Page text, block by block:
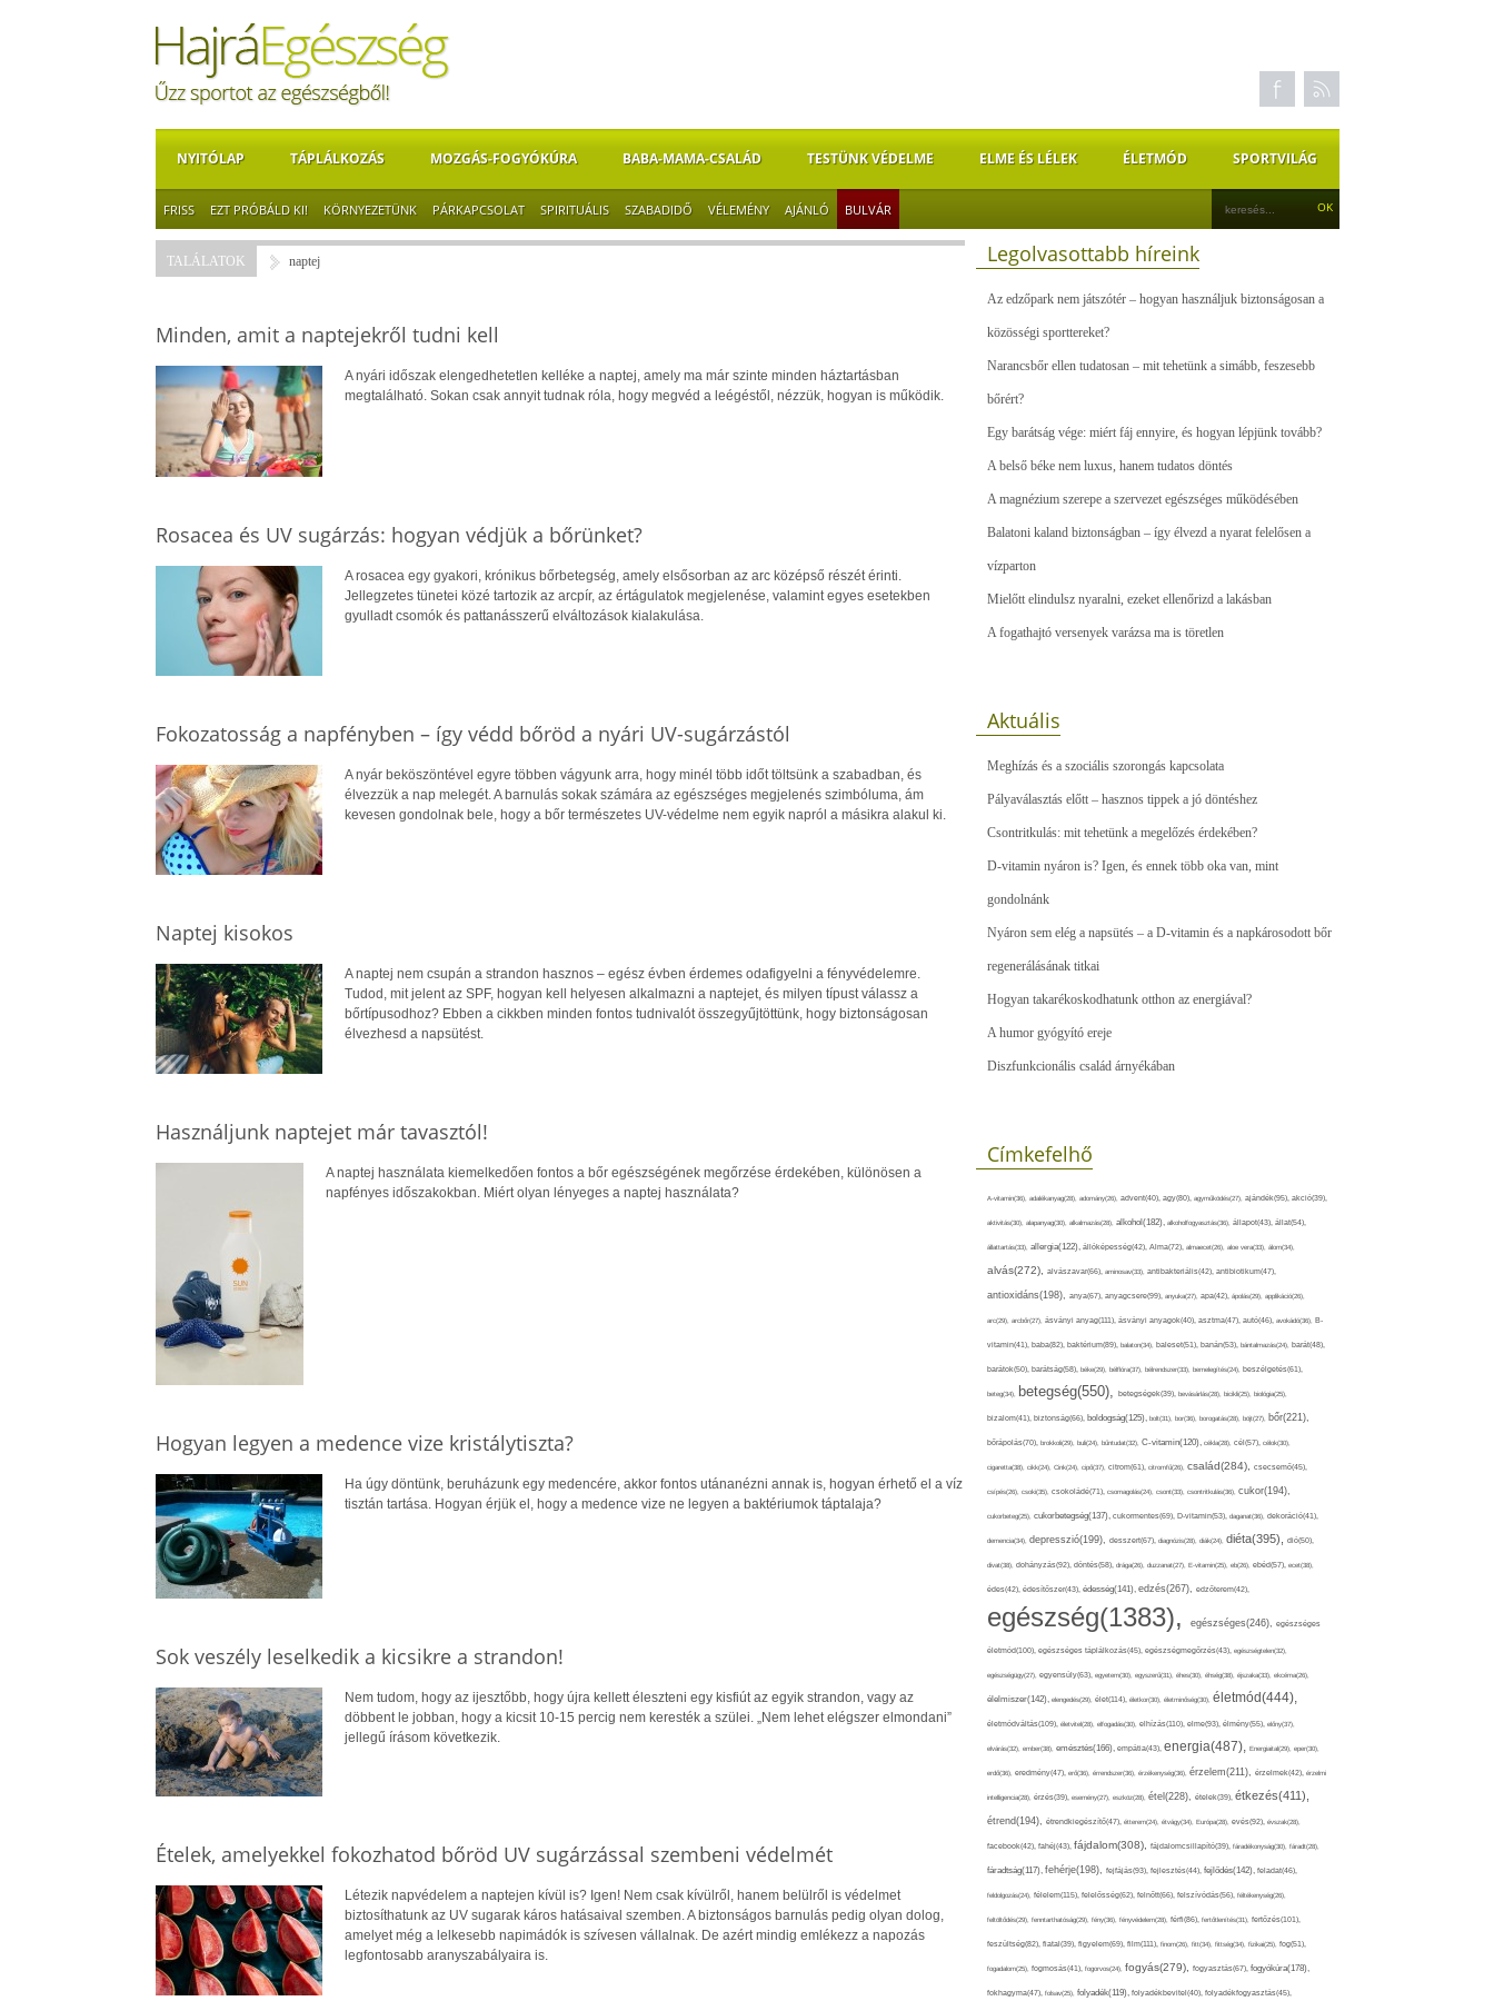
NYITÓLAP TÁPLÁLKOZÁS MOZGÁS-FOGYÓKÚRA BABA-MAMA-CSALÁD TESTÜNK VÉDELME ELME ÉS LÉLEK ÉLETMÓD SPORTVILÁG
FRISS EZT PRÓBÁLD KI! KÖRNYEZETÜNK PÁRKAPCSOLAT SPIRITUÁLIS SZABADIDŐ VÉLEMÉNY AJÁNLÓ BULVÁR
TALÁLATOK naptej
Minden, amit a naptejekről tudni kell
A nyári időszak elengedhetetlen kelléke a naptej, amely ma már szinte minden háztartásban
megtalálható. Sokan csak annyit tudnak róla, hogy megvéd a leégéstől, nézzük, hogyan is működik.
Rosacea és UV sugárzás: hogyan védjük a bőrünket?
A rosacea egy gyakori, krónikus bőrbetegség, amely elsősorban az arc középső részét érinti.
Jellegzetes tünetei közé tartozik az arcpír, az értágulatok megjelenése, valamint egyes esetekben
gyulladt csomók és pattanásszerű elváltozások kialakulása.
Fokozatosság a napfényben – így védd bőröd a nyári UV-sugárzástól
A nyár beköszöntével egyre többen vágyunk arra, hogy minél több időt töltsünk a szabadban, és
élvezzük a nap melegét. A barnulás sokak számára az egészséges megjelenés szimbóluma, ám
kevesen gondolnak bele, hogy a bőr természetes UV-védelme nem egyik napról a másikra alakul ki.
Naptej kisokos
A naptej nem csupán a strandon hasznos – egész évben érdemes odafigyelni a fényvédelemre.
Tudod, mit jelent az SPF, hogyan kell helyesen alkalmazni a naptejet, és milyen típust válassz a
bőrtípusodhoz? Ebben a cikkben minden fontos tudnivalót összegyűjtöttünk, hogy biztonságosan
élvezhesd a napsütést.
Használjunk naptejet már tavasztól!
A naptej használata kiemelkedően fontos a bőr egészségének megőrzése érdekében, különösen a
napfényes időszakokban. Miért olyan lényeges a naptej használata?
Hogyan legyen a medence vize kristálytiszta?
Ha úgy döntünk, beruházunk egy medencére, akkor fontos utánanézni annak is, hogyan érhető el a víz
tisztán tartása. Hogyan érjük el, hogy a medence vize ne legyen a baktériumok táptalaja?
Sok veszély leselkedik a kicsikre a strandon!
Nem tudom, hogy az ijesztőbb, hogy újra kellett éleszteni egy kisfiút az egyik strandon, vagy az
döbbent le jobban, hogy a kicsit 10-15 percig nem keresték a szülei. „Nem lehet elégszer elmondani”
jellegű írásom következik.
Ételek, amelyekkel fokozhatod bőröd UV sugárzással szembeni védelmét
Létezik napvédelem a naptejen kívül is? Igen! Nem csak kívülről, hanem belülről is védelmet
biztosíthatunk az UV sugarak káros hatásaival szemben. A biztonságos barnulás pedig olyan dolog,
amelyet még a lelkesebb napimádók is szívesen vállalnak. De azért mindig emlékezz a napozás
legfontosabb aranyszabályaira is.
Legolvasottabb híreink
Az edzőpark nem játszótér – hogyan használjuk biztonságosan a
közösségi sporttereket?
Narancsbőr ellen tudatosan – mit tehetünk a simább, feszesebb
bőrért?
Egy barátság vége: miért fáj ennyire, és hogyan lépjünk tovább?
A belső béke nem luxus, hanem tudatos döntés
A magnézium szerepe a szervezet egészséges működésében
Balatoni kaland biztonságban – így élvezd a nyarat felelősen a
vízparton
Mielőtt elindulsz nyaralni, ezeket ellenőrizd a lakásban
A fogathajtó versenyek varázsa ma is töretlen
Aktuális
Meghízás és a szociális szorongás kapcsolata
Pályaválasztás előtt – hasznos tippek a jó döntéshez
Csontritkulás: mit tehetünk a megelőzés érdekében?
D-vitamin nyáron is? Igen, és ennek több oka van, mint
gondolnánk
Nyáron sem elég a napsütés – a D-vitamin és a napkárosodott bőr
regenerálásának titkai
Hogyan takarékoskodhatunk otthon az energiával?
A humor gyógyító ereje
Diszfunkcionális család árnyékában
Címkefelhő
A-vitamin(36), adalékanyag(28), adomány(26), advent(40), agy(80), agyműködés(27), ajándék(95), akció(39),
aktivitás(30), alapanyag(30), alkalmazás(28), alkohol(182), alkoholfogyasztás(36), állapot(43), állat(54),
állattartás(33), allergia(122), állóképesség(42), Alma(72), almaecet(26), aloe vera(33), álom(34),
alvás(272), alvászavar(66), aminosav(33), antibakteriális(42), antibiotikum(47),
antioxidáns(198), anya(67), anyagcsere(99), anyuka(27), apa(42), ápolás(29), applikáció(26),
arc(29), arcbőr(27), ásványi anyag(111), ásványi anyagok(40), asztma(47), autó(46), avokádó(36), B-
vitamin(41), baba(82), baktérium(89), balaton(34), baleset(51), banán(53), bántalmazás(24), barát(48),
barátok(50), barátság(58), béke(29), bélflóra(37), bélrendszer(33), bemelegítés(24), beszélgetés(61),
beteg(34), betegség(550), betegségek(39), bevásárlás(28), bicikli(25), biológia(25),
bizalom(41), biztonság(66), boldogság(125), bolt(31), bor(36), borogatás(28), böjt(27), bőr(221),
bőrápolás(70), brokkoli(29), buli(24), bűntudat(32), C-vitamin(120), cékla(28), cél(57), célok(30),
cigaretta(38), cikk(24), Cink(24), cipő(37), citrom(61), citromfű(26), család(284), csecsemő(45),
csípés(26), csoki(35), csokoládé(71), csomagolás(24), csont(33), csontritkulás(36), cukor(194),
cukorbeteg(25), cukorbetegség(137), cukormentes(69), D-vitamin(53), daganat(36), dekoráció(41),
demencia(34), depresszió(199), desszert(67), diagnózis(28), diák(24), diéta(395), dió(50),
divat(38), dohányzás(92), döntés(58), drága(26), duzzanat(27), E-vitamin(25), eb(26), ebéd(57), ecet(38),
édes(42), édesítőszer(43), édesség(141), edzés(267), edzőterem(42),
egészség(1383), egészséges(246), egészséges
életmód(100), egészséges táplálkozás(45), egészségmegőrzés(43), egészségtelen(32),
egészségügy(27), egyensúly(63), egyetem(30), egyszerű(31), éhes(30), éhség(38), éjszaka(33), ekcéma(26),
élelmiszer(142), elengedés(29), élet(114), életkor(30), életminőség(30), életmód(444),
életmódváltás(109), életvitel(28), elfogadás(30), elhízás(110), elme(93), élmény(55), előny(37),
elvárás(32), ember(38), emésztés(166), empátia(43), energia(487), Energiaital(29), eper(30),
erdő(36), eredmény(47), erő(36), érrendszer(36), érzékenység(36), érzelem(211), érzelmek(42), érzelmi
intelligencia(28), érzés(39), esemény(27), eszköz(28), étel(228), ételek(39), étkezés(411),
étrend(194), étrendkiegészítő(47), étterem(24), étvágy(34), Európa(28), evés(92), évszak(28),
facebook(42), fahéj(43), fájdalom(308), fájdalomcsillapító(39), fáradékonyság(30), fáradt(28),
fáradtság(117), fehérje(198), fejfájás(93), fejlesztés(44), fejlődés(142), feladat(46),
feldolgozás(24), félelem(115), felelősség(62), felnőtt(66), felszívódás(56), féltékenység(26),
feltöltődés(29), fenntarthatóság(29), fény(36), fényvédelem(28), férfi(86), fertőtlenítés(31), fertőzés(101),
feszültség(82), fiatal(39), figyelem(69), film(111), finom(26), fitt(34), fittség(34), fizikai(25), fog(51),
fogadalom(25), fogmosás(41), fogorvos(24), fogyás(279), fogyasztás(67), fogyókúra(178),
fokhagyma(47), folsav(25), folyadék(119), folyadékbevitel(40), folyadékfogyasztás(45),